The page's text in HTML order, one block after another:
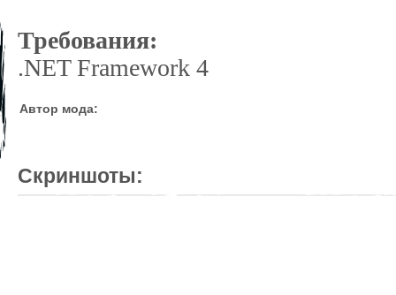
Требования:
.NET Framework 4
Автор мода:
Скриншоты: